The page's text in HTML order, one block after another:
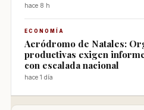
hace 8 h
ECONOMÍA
Aeródromo de Natales:
productivas exigen
con escalada nacional
hace 1 día